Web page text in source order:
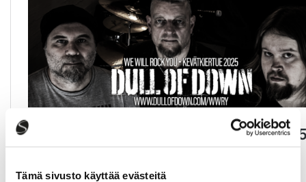
Tämä sivusto käyttää evästeitä